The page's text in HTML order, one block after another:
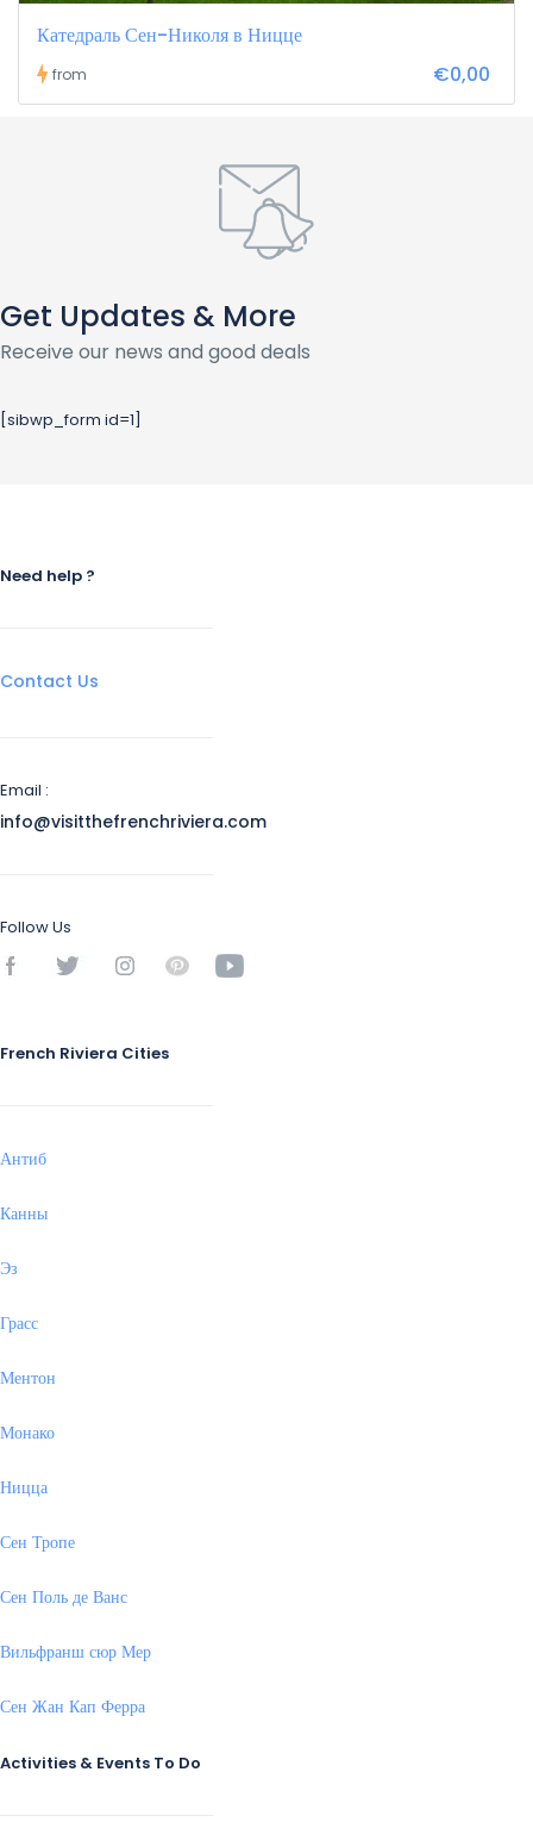
Катедраль Сен-Николя в Ницце
from €0,00
Get Updates & More
Receive our news and good deals
[sibwp_form id=1]
Need help ?
Contact Us
Email :
info@visitthefrenchriviera.com
Follow Us
French Riviera Cities
Антиб
Канны
Эз
Грасс
Ментон
Монако
Ницца
Сен Тропе
Сен Поль де Ванс
Вильфранш сюр Мер
Сен Жан Кап Ферра
Activities & Events To Do